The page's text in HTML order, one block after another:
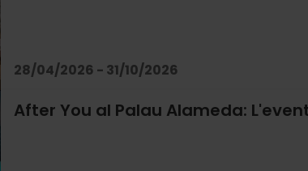
28/04/2026 - 31/10/2026
After You al Palau Alameda: